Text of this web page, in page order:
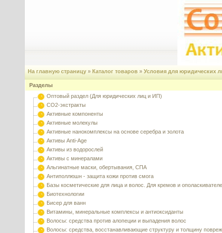
На главную страницу » Каталог товаров » Условия для юридических
Разделы
Оптовый раздел (Для юридических лиц и ИП)
CO2-экстракты
Активные компоненты
Активные молекулы
Активные нанокомплексы на основе серебра и золота
Активы Anti-Age
Активы из водорослей
Активы с минералами
Альгинатные маски, обертывания, СПА
Антиполлюшн - защита кожи против смога
Базы косметические для лица и волос. Для кремов и
Биотехнологии
Бисер для ванн
Витамины, минеральные комплексы и антиоксиданты
Волосы: средства против алопеции и выпадения волос
Волосы: средства, восстанавливающие структуру и толщину